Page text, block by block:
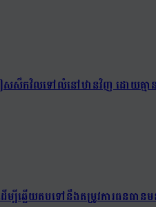
ៀសសឹកវិលទៅលំនៅឋានវិញ ដោយគ្មាន
ម្បីឆ្លើយតបទៅនឹងតម្រូវការធនធា